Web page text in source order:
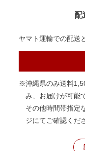
配
ヤマト運輸での配送
※沖縄県のみ送料
み、お届けが可能
その他時間帯指定
ジにてご確認くだ